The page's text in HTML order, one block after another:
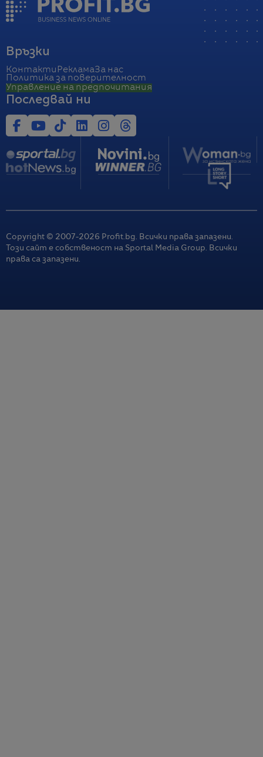
Връзки
Контакти РекламаЗа нас
Политика за поверителност
Управление на предпочитания
Последвай ни
Copyright © 2007-2026 Profit.bg. Всички права запазени.
Този сайт е собственост на Sportal Media Group. Всички
права са запазени.